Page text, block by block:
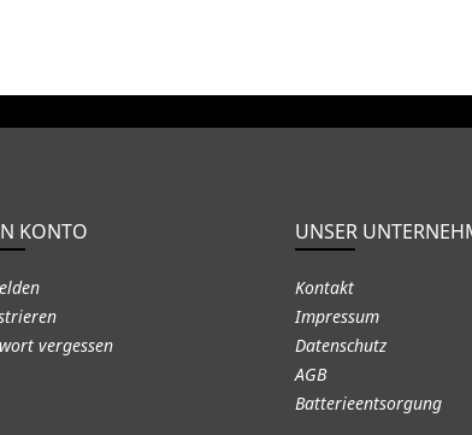
KONTO
vergessen
UNSER
Kontakt
Impressum
Datenschutz
AGB
Batterieentsorgung